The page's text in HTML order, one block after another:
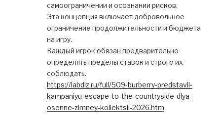
самоограничении и осознании рисков.
Эта концепция включает добровольное
ограничение продолжительности и бюджета
на игру.
Каждый игрок обязан предварительно
определять пределы ставок и строго их
соблюдать.
https://labdiz.ru/full/509-burberry-predstavil-
kampaniyu-escape-to-the-countryside-dlya-
osenne-zimney-kollektsii-2026.htm